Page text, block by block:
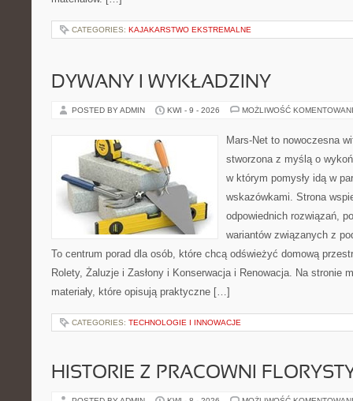
CATEGORIES: KAJAKARSTWO EKSTREMALNE
DYWANY I WYKŁADZINY
POSTED BY ADMIN KWI - 9 - 2026 MOŻLIWOŚĆ
Mars-Net to nowoczesna
stworzona z myślą o
w którym pomysły idą w
wskazówkami. Strona
odpowiednich rozwiązań,
wariantów związanych z
To centrum porad dla osób, które chcą odświeżyć domową
Rolety, Żaluzje i Zasłony i Konserwacja i Renowacja. Na stronie
materiały, które opisują praktyczne […]
CATEGORIES: TECHNOLOGIE I INNOWACJE
HISTORIE Z PRACOWNI